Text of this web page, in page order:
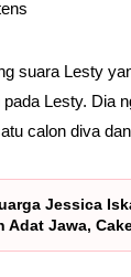
suara Lesty
Lesty. Dia
calon diva
Jessica
Adat Jawa,